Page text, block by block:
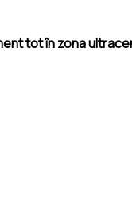
tot în zona